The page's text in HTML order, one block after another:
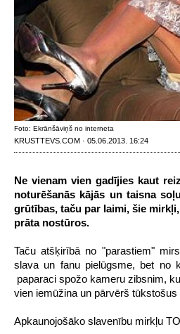
Foto: Ekrānšāviņš no interneta
KRUSTTEVS.COM · 05.06.2013. 16:24
Ne vienam vien gadījies kaut
noturēšanās kājās un taisna
grūtības, taču par laimi, šie
prāta nostūros.
Taču atšķirībā no "parastiem"
slava un fanu pielūgsme, bet no
paparaci spožo kameru zibsnim,
vien iemūžina un pārvērš tūkstošus
Apkaunojošāko slavenību mirkļu